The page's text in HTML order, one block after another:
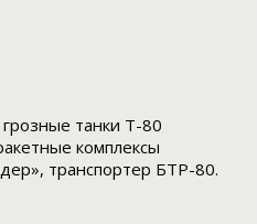
танки Т-80
комплексы
транспортер БТР-80.